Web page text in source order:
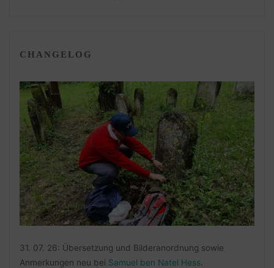
CHANGELOG
31. 07. 26: Übersetzung und Bilderanordnung sowie
Anmerkungen neu bei Samuel ben Natel Hess